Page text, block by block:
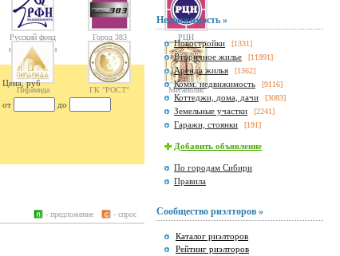
Русский фонд
недвижимости
Город 383 РЦН
Пирамида ГК "РОСТ" Мегаполис
Цена, руб
от до
- спрос
- предложение
Недвижимость »
Новостройки [1331]
Вторичное жилье [11991]
Аренда жилья [1362]
Комм. недвижимость [9116]
Коттеджи, дома, дачи [3083]
Земельные участки [2241]
Гаражи, стоянки [191]
Добавить объявление
По городам Сибири
Правила
Сообщество риэлторов »
Каталог риэлторов
Рейтинг риэлторов